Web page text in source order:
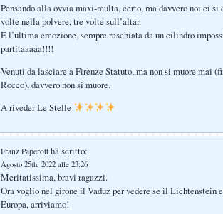
Pensando alla ovvia maxi-multa, certo, ma davvero noi ci
volte nella polvere, tre volte sull’altar.
E l’ultima emozione, sempre raschiata da un cilindro
partitaaaaa!!!!
Venuti da lasciare a Firenze Statuto, ma non si muore mai
Rocco), davvero non si muore.
A riveder Le Stelle
Franz Paperott ha scritto:
Agosto 25th, 2022 alle 23:26
Meritatissima, bravi ragazzi.
Ora voglio nel girone il Vaduz per vedere se il Lichtenstein
Europa, arriviamo!